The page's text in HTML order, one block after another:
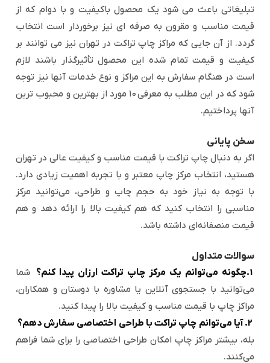
تبلیغاتی باعث می شود یک محصول باکیفیت و با دوام که از
قیمت مناسب و مقرون به صرفه ای نیز برخوردار است انتخاب
گردد. از آن جایی که مراکز چاپ تراکت در تهران نیز می توانند بر
کیفیت و قیمت تمام شده این محصول تأثیرگذار باشند لازم
است در هنگام سفارش به این مراکز و نوع خدمات آنها نیز توجه
شود که در این مطلب به معرفی ۱۰ مورد از بهترین و محبوب ترین
آنها پرداختیم.
سخن پایانی
اگر به دنبال چاپ تراکت با قیمت مناسب و کیفیت عالی در تهران
هستید، انتخاب مرکز چاپ معتبر و با تجربه اهمیت زیادی دارد.
با توجه به نیاز خود به حجم چاپ و طراحی، می‌توانید مرکز
مناسبی را انتخاب کنید که هم کیفیت بالا را ارائه دهد و هم
قیمت منصفانه‌ای داشته باشد.
سوالات متداول
1.چگونه می‌توانم یک مرکز چاپ تراکت ارزان پیدا کنم؟
شما
می‌توانید با جستجوی آنلاین یا مشاوره با دوستان و همکاران،
مراکز چاپ با قیمت مناسب و کیفیت بالا را پیدا کنید.
2. آیا می‌توانم چاپ تراکت با طراحی اختصاصی سفارش دهم؟
بله، بیشتر مراکز چاپ امکان طراحی اختصاصی را برای شما فراهم
می‌کنند.